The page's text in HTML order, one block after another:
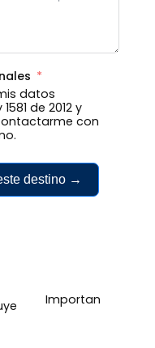
datos
de 2012 y
con
destino →
Importante